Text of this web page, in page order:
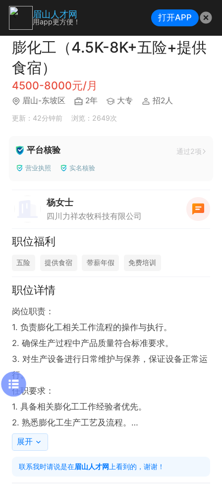
膨化工（4.5K-8K+五险+提供
食宿）
4500-8000元/月
眉山-东坡区 2年 大专 招2人
更新：42分钟前 浏览：2649次
平台核验 通过2项
营业执照 实名核验
杨女士
四川力祥农牧科技有限公司
职位福利
五险 提供食宿 带薪年假 免费培训
职位详情
岗位职责：
1. 负责膨化工相关工作流程的操作与执行。
2. 确保生产过程中产品质量符合标准要求。
3. 对生产设备进行日常维护与保养，保证设备正常运
行。
任职要求：
1. 具备相关膨化工工作经验者优先。
2. 熟悉膨化工生产工艺及流程。
3. 拥有良好的责任心与团队协作精神。
展开
联系我时请说是在眉山人才网 上看到的，谢谢！
眉山人才网
用app更方便！ 打开APP